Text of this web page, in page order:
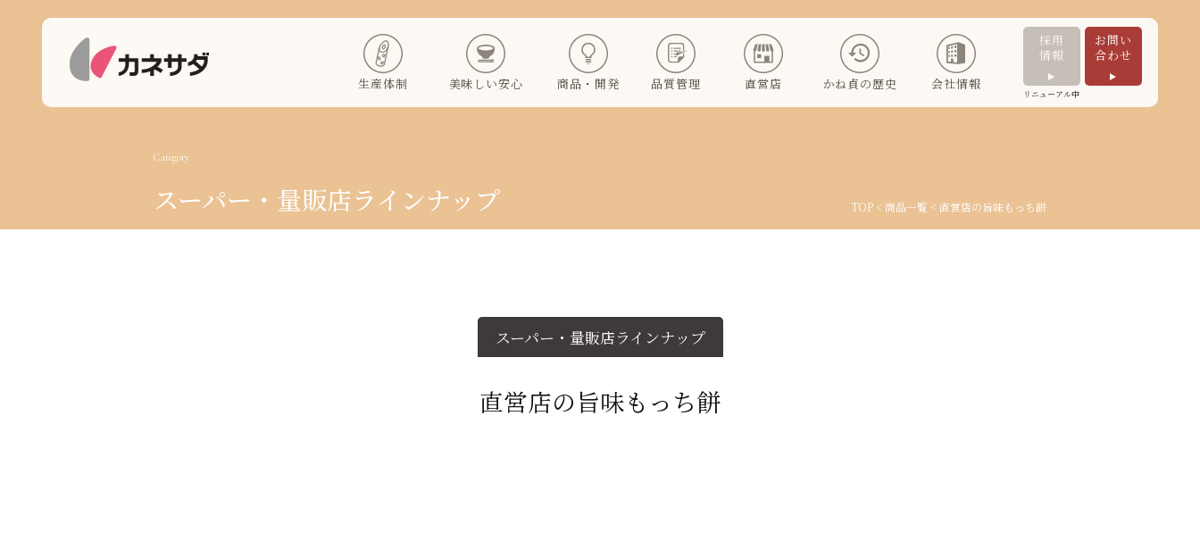
生産体制 美味しい安心 商品・開発 品質管理 直営店 かね貞の歴史 会社情報
採用
情報
リニューアル中
お問い
合わせ
Category
スーパー・量販店ラインナップ TOP < 商品一覧 < 直営店の旨味もっち餅
スーパー・量販店ラインナップ
直営店の旨味もっち餅